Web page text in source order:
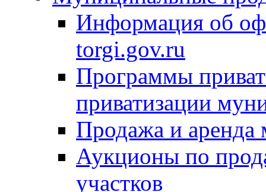
Информация об
torgi.gov.ru
Программы
приватизации
Продажа и аренда
Аукционы по
участков